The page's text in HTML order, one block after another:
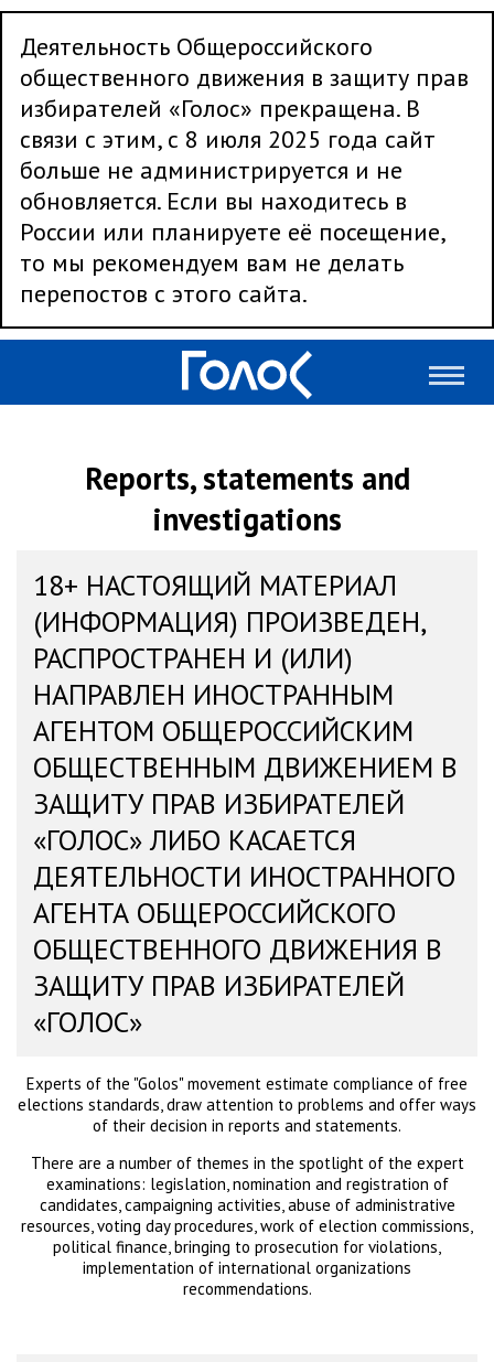
Деятельность Общероссийского
общественного движения в защиту прав
избирателей «Голос» прекращена. В
связи с этим, с 8 июля 2025 года сайт
больше не администрируется и не
обновляется. Если вы находитесь в
России или планируете её посещение,
то мы рекомендуем вам не делать
перепостов с этого сайта.
Reports, statements and
investigations
18+ НАСТОЯЩИЙ МАТЕРИАЛ
(ИНФОРМАЦИЯ) ПРОИЗВЕДЕН,
РАСПРОСТРАНЕН И (ИЛИ)
НАПРАВЛЕН ИНОСТРАННЫМ
АГЕНТОМ ОБЩЕРОССИЙСКИМ
ОБЩЕСТВЕННЫМ ДВИЖЕНИЕМ В
ЗАЩИТУ ПРАВ ИЗБИРАТЕЛЕЙ
«ГОЛОС» ЛИБО КАСАЕТСЯ
ДЕЯТЕЛЬНОСТИ ИНОСТРАННОГО
АГЕНТА ОБЩЕРОССИЙСКОГО
ОБЩЕСТВЕННОГО ДВИЖЕНИЯ В
ЗАЩИТУ ПРАВ ИЗБИРАТЕЛЕЙ
«ГОЛОС»
Experts of the "Golos" movement estimate compliance of free
elections standards, draw attention to problems and offer ways
of their decision in reports and statements.
There are a number of themes in the spotlight of the expert
examinations: legislation, nomination and registration of
candidates, campaigning activities, abuse of administrative
resources, voting day procedures, work of election commissions,
political finance, bringing to prosecution for violations,
implementation of international organizations
recommendations.